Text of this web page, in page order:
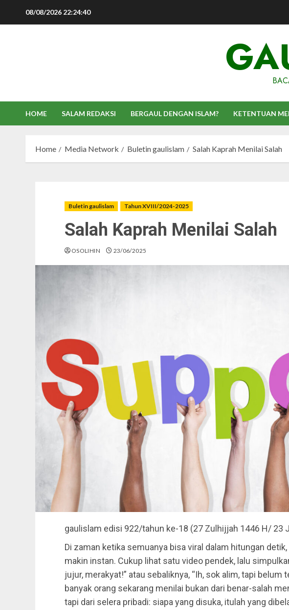
08/08/2026 22:24:41
HOME SALAM REDAKSI BERGAUL DENGAN ISLAM? KETENTUAN
Home Media Network Buletin gaulislam Salah Kaprah Menilai Salah
Buletin gaulislam Tahun XVIII/2024-2025
Salah Kaprah Menilai Salah
OSOLIHIN 23/06/2025
gaulislam edisi 922/tahun ke-18 (27 Zulhijjah 1446 H/ 23
Di zaman ketika semuanya bisa viral dalam hitungan
makin instan. Cukup lihat satu video pendek, lalu
jujur, merakyat!” atau sebaliknya, “Ih, sok alim, tapi belum
banyak orang sekarang menilai bukan dari benar-salah
tapi dari selera pribadi: siapa yang disuka, itulah yang